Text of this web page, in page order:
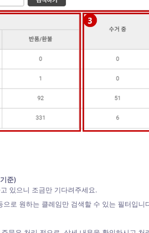
있으니 조금만 기다려주세요.
로 원하는 클레임만 검색할 수 있는 필터입니